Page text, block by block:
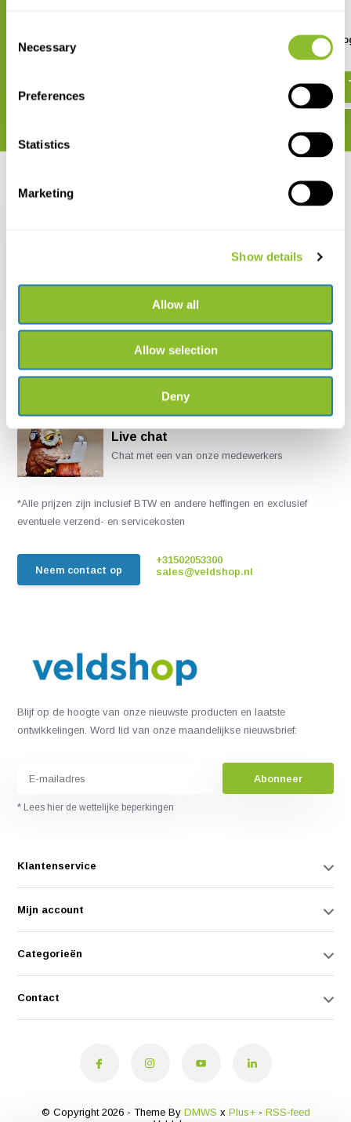
Selection
Necessary
Preferences
Statistics
Marketing
Show details
Allow all
Allow selection
Deny
Wandvoederschaal
€ 17,55
Vogelvoeder- en
Live chat
Chat met een van onze medewerkers
*Alle prijzen zijn inclusief BTW en andere heffingen en exclusief
eventuele verzend- en servicekosten
Neem contact op
+31502053300
sales@veldshop.nl
Blijf op de hoogte van onze nieuwste producten en laatste
ontwikkelingen. Word lid van onze maandelijkse nieuwsbrief:
Abonneer
* Lees hier de wettelijke beperkingen
Klantenservice
Mijn account
Categorieën
Contact
© Copyright 2026 - Theme By DMWS x Plus+- RSS-feed